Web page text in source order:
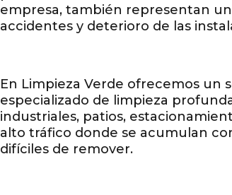
empresa, también representan
accidentes y deterioro de las
En Limpieza Verde ofrecemos un
especializado de limpieza
industriales, patios,
alto tráfico donde se acumulan
difíciles de remover.